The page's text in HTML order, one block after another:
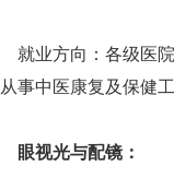
就业方向：各级医
从事中医康复及保健
眼视光与配镜：